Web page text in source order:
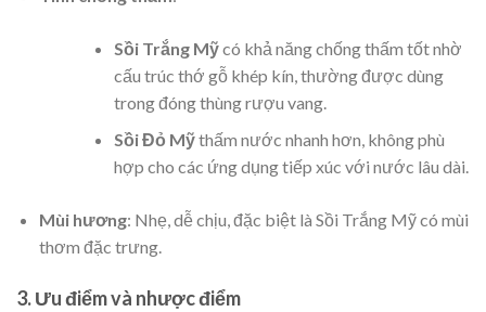
Sồi Trắng Mỹcó khả năng chống thấm tốt nhờ
cấu trúc thớ gỗ khép kín, thường được dùng
trong đóng thùng rượu vang.
Sồi Đỏ Mỹthấm nước nhanh hơn, không phù
hợp cho các ứng dụng tiếp xúc với nước lâu dài.
Mùi hương: Nhẹ, dễ chịu, đặc biệt là Sồi Trắng Mỹ có mùi
thơm đặc trưng.
3. Ưu điểm và nhược điểm